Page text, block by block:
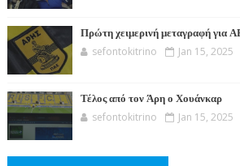
Πρώτη χειμερινή μεταγραφή για
sefontokitrino Jan 15, 2025
Τέλος από τον Άρη ο Χουάνκαρ
sefontokitrino Jan 15, 2025